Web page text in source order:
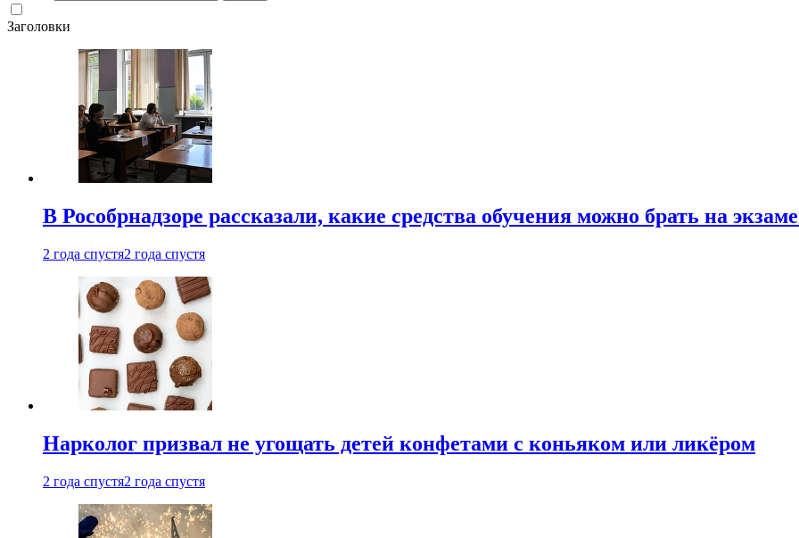
Заголовки
В Рособрнадзоре рассказали, какие средства обучения можно брать на
2 года спустя2 года спустя
Нарколог призвал не угощать детей конфетами с коньяком или ликёром
2 года спустя2 года спустя